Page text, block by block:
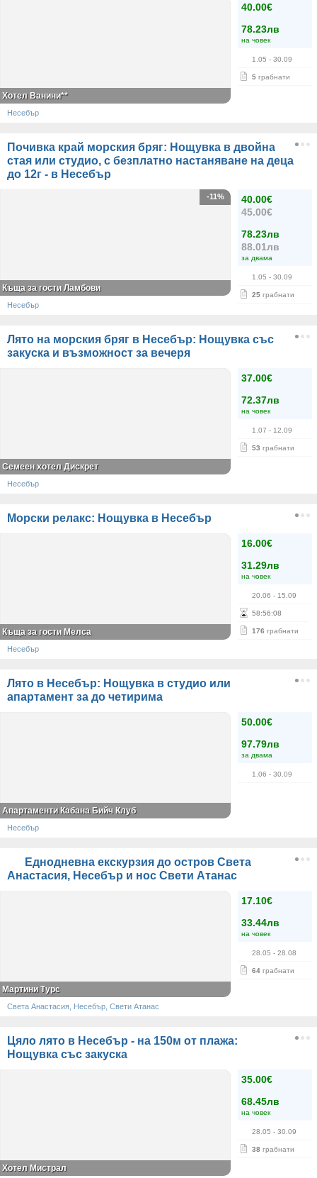
40.00€
78.23лв
на човек
1.05 - 30.09
5 грабнати
Хотел Ванини**
Несебър
Почивка край морския бряг: Нощувка в двойна
стая или студио, с безплатно настаняване на деца
до 12г - в Несебър
40.00€
45.00€
78.23лв
88.01лв
за двама
1.05 - 30.09
25 грабнати
-11%
Къща за гости Ламбови
Несебър
Лято на морския бряг в Несебър: Нощувка със
закуска и възможност за вечеря
37.00€
72.37лв
на човек
1.07 - 12.09
53 грабнати
Семеен хотел Дискрет
Несебър
Морски релакс: Нощувка в Несебър
16.00€
31.29лв
на човек
20.06 - 15.09
58:56:08
176 грабнати
Къща за гости Мелса
Несебър
Лято в Несебър: Нощувка в студио или
апартамент за до четирима
50.00€
97.79лв
за двама
1.06 - 30.09
Апартаменти Кабана Бийч Клуб
Несебър
Еднодневна екскурзия до остров Света
Анастасия, Несебър и нос Свети Атанас
17.10€
33.44лв
на човек
28.05 - 28.08
64 грабнати
Мартини Турс
Света Анастасия, Несебър, Свети Атанас
Цяло лято в Несебър - на 150м от плажа:
Нощувка със закуска
35.00€
68.45лв
на човек
28.05 - 30.09
38 грабнати
Хотел Мистрал